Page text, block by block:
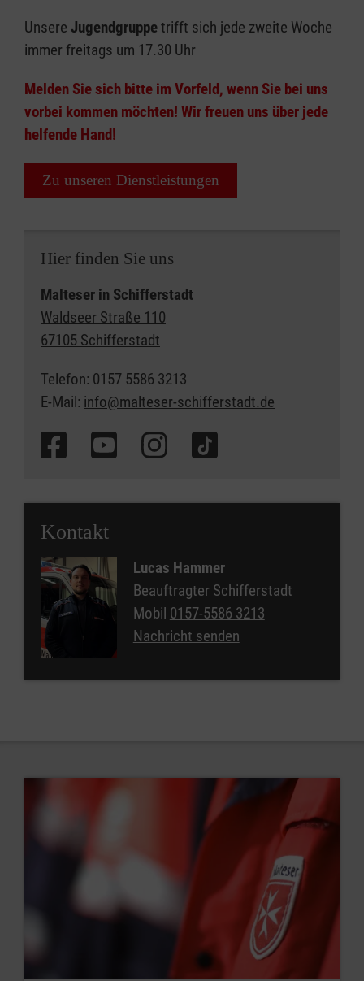
Unsere Jugendgruppetrifft sich jede zweite Woche
immer freitags um 17.30 Uhr
Melden Sie sich bitte im Vorfeld, wenn Sie bei uns
vorbei kommen möchten! Wir freuen uns über jede
helfende Hand!
Zu unseren Dienstleistungen
Hier finden Sie uns
Malteser in Schifferstadt
Waldseer Straße 110
67105 Schifferstadt
Telefon: 0157 5586 3213
E-Mail: info@malteser-schifferstadt.de
Kontakt
Lucas Hammer
Beauftragter Schifferstadt
Mobil 0157-5586 3213
Nachricht senden